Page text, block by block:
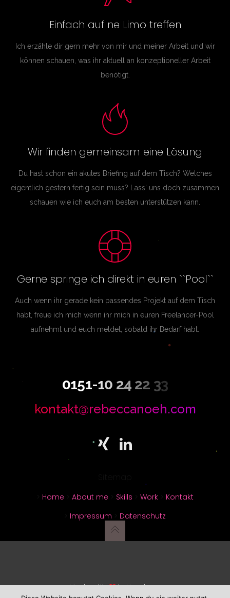
Einfach auf ne Limo treffen
Ich erzähle dir gern mehr von mir und meiner Arbeit und wir
können schauen, was ihr aktuell an konzeptioneller Arbeit
benötigt.
Wir finden gemeinsam eine Lösung
Du hast schon ein akutes Briefing auf dem Tisch? Welches
eigentlich gestern fertig sein muss? Lass‘ uns doch zusammen
schauen wie ich euch am besten unterstützen kann.
Gerne springe ich direkt in euren ``Pool``
Auch wenn ihr gerade kein passendes Projekt auf dem Tisch
habt, freue ich mich wenn ihr mich in euren Freelancer-Pool
aufnehmt und euch meldet, sobald ihr Bedarf habt.
0151-10 24 22 33
kontakt@rebeccanoeh.com
Home About me Skills Work
Kontakt
Impressum Datenschutz
Made with in Hamburg